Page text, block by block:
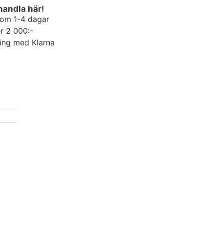
här!
1-4 dagar
2 000:-
med Klarna